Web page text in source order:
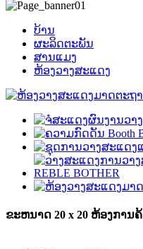
ບ້ານ
ຜະລິດຕະພັນ
ສານແມງ
ຫ້ອງວາງສະແດງ
ຂະຫນາດ 20 x 20 ຫ້ອງການ